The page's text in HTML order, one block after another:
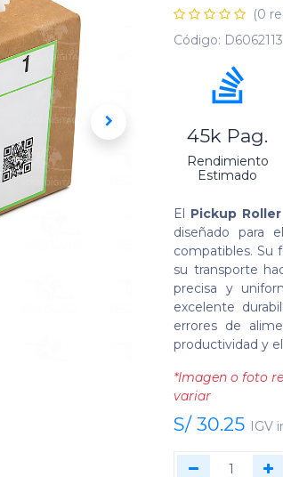
(0
Código: D6062113
45k Pag.
Rendimiento
Estimado
El Pickup
diseñado para
compatibles. Su
su transporte
precisa y
excelente
errores de
productividad y
*Imagen o foto
variar
S/ 30.25 IGV